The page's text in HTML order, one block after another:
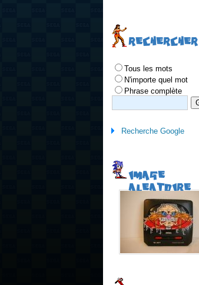
RECHERCHER
Tous les mots
N'importe quel mot
Phrase complète
Recherche Google
IMAGE
ALEATOIRE